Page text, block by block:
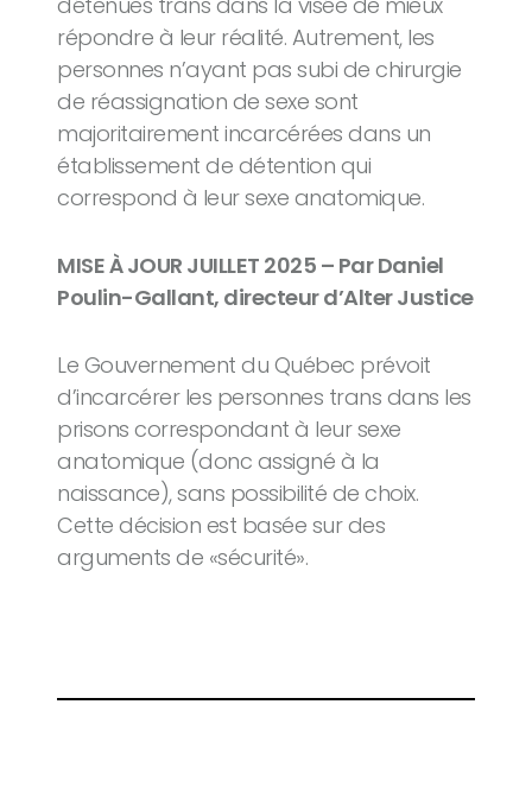
répondre à leur réalité. Autrement, les
personnes n’ayant pas subi de chirurgie
de réassignation de sexe sont
majoritairement incarcérées dans un
établissement de détention qui
correspond à leur sexe anatomique.
MISE À JOUR JUILLET 2025 – Par Daniel
Poulin-Gallant, directeur d’Alter Justice
Le Gouvernement du Québec prévoit
d’incarcérer les personnes trans dans les
prisons correspondant à leur sexe
anatomique (donc assigné à la
naissance), sans possibilité de choix.
Cette décision est basée sur des
arguments de «sécurité».